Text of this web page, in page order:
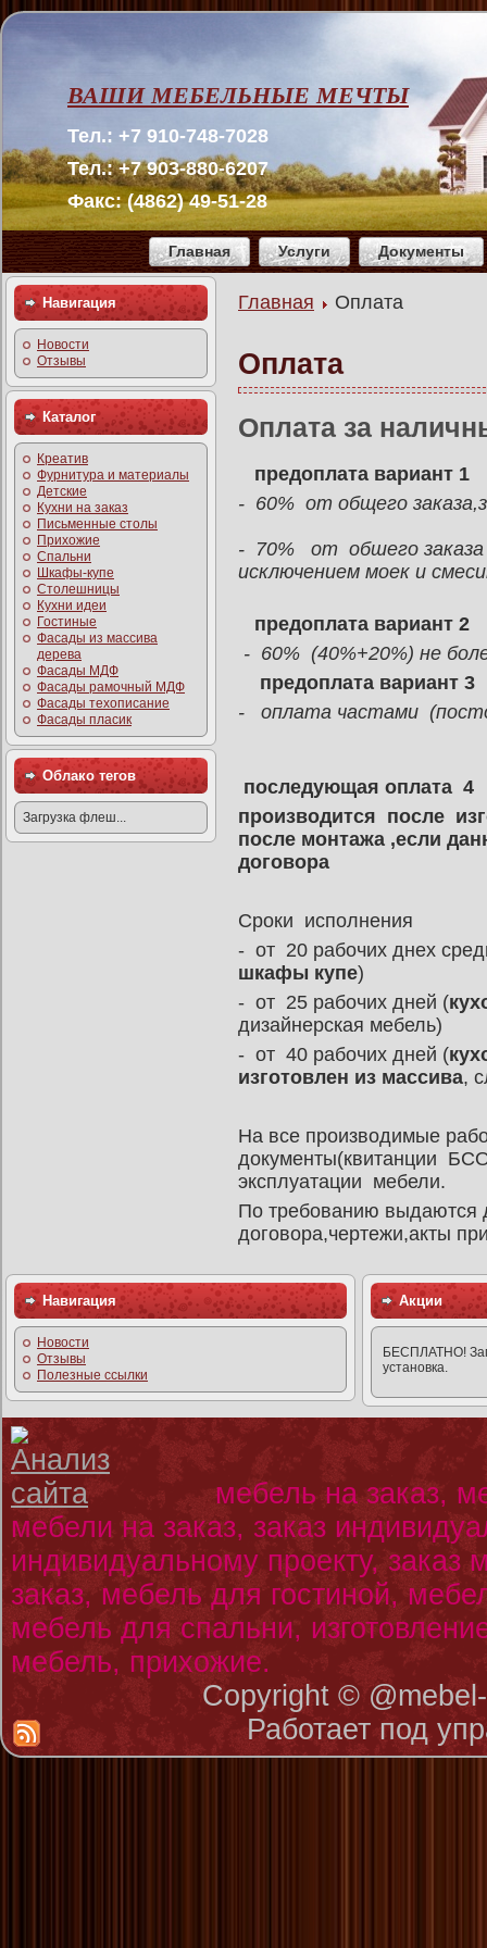
ВАШИ МЕБЕЛЬНЫЕ МЕЧТЫ
Тел.: +7 910-748-7028
Тел.: +7 903-880-6207
Факс: (4862) 49-51-28
Главная Услуги Документы
Навигация
Новости
Отзывы
Каталог
Креатив
Фурнитура и материалы
Детские
Кухни на заказ
Письменные столы
Прихожие
Спальни
Шкафы-купе
Столешницы
Кухни идеи
Гостиные
Фасады из массива
дерева
Фасады МДФ
Фасады рамочный МДФ
Фасады техописание
Фасады пласик
Облако тегов
Загрузка флеш...
Главная Оплата
Оплата
Оплата за
предоплата вариант 1
- 60% от общего
- 70% от обшего заказа
исключением моек и
предоплата вариант 2
- 60% (40%+20%) не
предоплата вариант 3
- оплата частами
последующая оплата 4
производится после
после монтажа ,если
договора
Сроки исполнения
- от 20 рабочих днех
шкафы купе)
- от 25 рабочих дней (
дизайнерская мебель)
- от 40 рабочих дней (
изготовлен из массива,
На все производимые
документы(квитанции
эксплуатации мебели.
По требованию выдаются
договора,чертежи,акты
Навигация
Новости
Отзывы
Полезные ссылки
Акции
БЕСПЛАТНО!
установка.
мебель на заказ,
мебели на заказ, заказ
индивидуальному проекту,
заказ, мебель для гостиной,
мебель для спальни,
мебель, прихожие.
Copyright ©
Работает под